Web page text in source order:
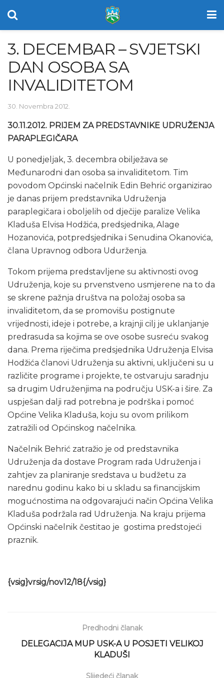
3. DECEMBAR – SVJETSKI
DAN OSOBA SA
INVALIDITETOM
30. Novembra 2012.
30.11.2012. PRIJEM ZA PREDSTAVNIKE UDRUŽENJA
PARAPLEGIČARA
U ponedjeljak, 3. decembra obilježava se
Međunarodni dan osoba sa invaliditetom. Tim
povodom Općinski načelnik Edin Behrić organizirao
je danas prijem predstavnika Udruženja
paraplegičara i oboljelih od dječije paralize Velika
Kladuša Elvisa Hodžića, predsjednika, Alage
Hozanovića, potpredsjednika i Senudina Okanovića,
člana Upravnog odbora Udurženja.
Tokom prijema predstavljene su aktivnosti ovog
Udruženja, koje su prvenstveno usmjerene na to da
se skrene pažnja društva na položaj osoba sa
invaliditetom, da se promovišu postignute
vrijednosti, ideje i potrebe, a krajnji cilj je uklanjanje
predrasuda sa kojima se ove osobe susreću svakog
dana. Prema riječima predsjednika Udruženja Elvisa
Hodžića članovi Udruženja su aktivni, uključeni su u
različite programe i projekte, te ostvaruju saradnju
sa drugim Udruženjima na području USK-a i šire. Za
uspješan dalji rad potrebna je podrška i pomoć
Općine Velika Kladuša, koju su ovom prilikom
zatražili od Općinskog načelnika.
Načelnik Behrić zatražio je od predstavnika
Udruženja da dostave Program rada Udruženja i
zahtjev za planiranje sredstava u budžetu za
narednu godinu kako bi u skladu sa financijskim
mogućnostima na odgovarajući način Općina Velika
Kladuša podržala rad Udruženja. Na kraju prijema
Općinski načelnik čestitao je gostima predstojeći
praznik.
{vsig}vrsig/nov12/18{/vsig}
Predhodni članak
DELEGACIJA MUP USK-A U POSJETI VELIKOJ
KLADUŠI
Slijedeći članak